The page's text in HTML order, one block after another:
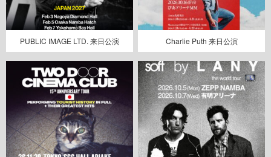
PUBLIC IMAGE LTD. 来日公演 Charlie Puth 来日公演